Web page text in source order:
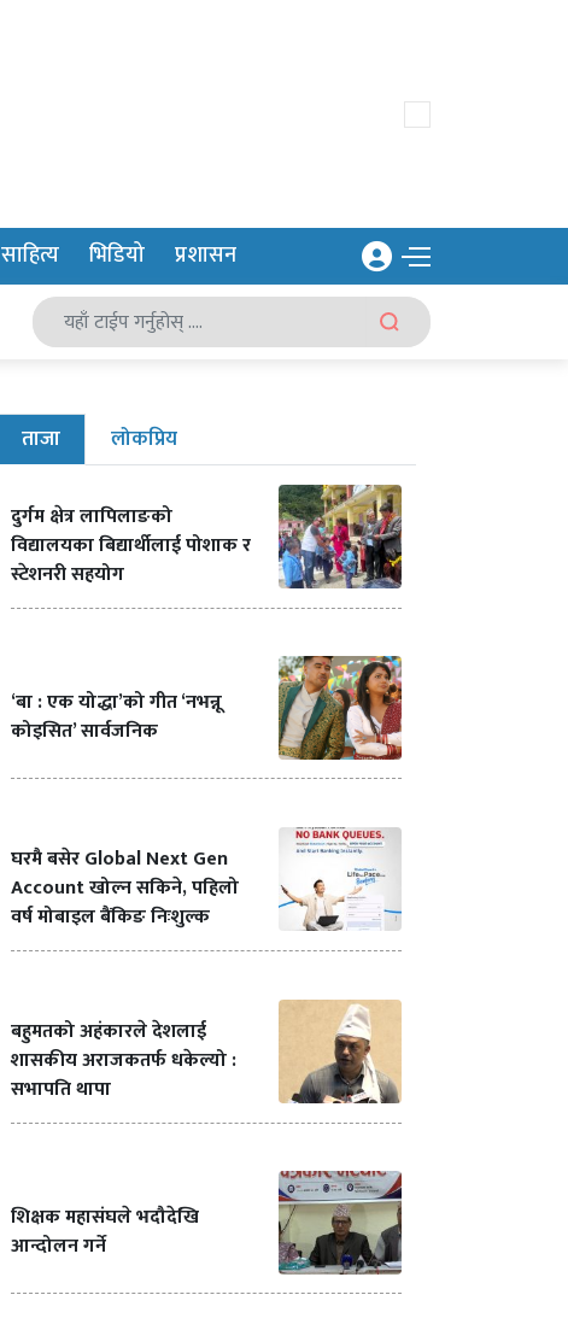
साहित्य भिडियो प्रशासन
ताजा लोकप्रिय
दुर्गम क्षेत्र लापिलाङको
विद्यालयका बिद्यार्थीलाई पोशाक र
स्टेशनरी सहयोग
‘बा : एक योद्धा’को गीत ‘नभन्नू
कोइसित’ सार्वजनिक
घरमै बसेर Global Next Gen
Account खोल्न सकिने, पहिलो
वर्ष मोबाइल बैंकिङ निःशुल्क
बहुमतको अहंकारले देशलाई
शासकीय अराजकतर्फ धकेल्यो :
सभापति थापा
शिक्षक महासंघले भदौदेखि
आन्दोलन गर्ने